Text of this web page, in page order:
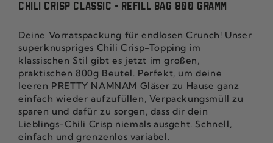
CHILI CRISP CLASSIC - REFILL BAG 800 GRAMM
Deine Vorratspackung für endlosen Crunch! Unser
superknuspriges Chili Crisp-Topping im
klassischen Stil gibt es jetzt im großen,
praktischen 800g Beutel. Perfekt, um deine
leeren PRETTY NAMNAM Gläser zu Hause ganz
einfach wieder aufzufüllen, Verpackungsmüll zu
sparen und dafür zu sorgen, dass dir dein
Lieblings-Chili Crisp niemals ausgeht. Schnell,
einfach und grenzenlos variabel.